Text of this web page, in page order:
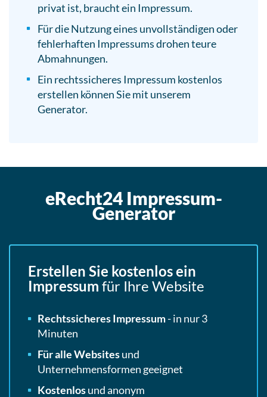
privat ist, braucht ein Impressum.
Für die Nutzung eines unvollständigen oder
fehlerhaften Impressums drohen teure
Abmahnungen.
Ein rechtssicheres Impressum kostenlos
erstellen können Sie mit unserem
Generator.
eRecht24 Impressum-
Generator
Erstellen Sie kostenlos ein
Impressum für Ihre Website
Rechtssicheres Impressum- in nur 3
Minuten
Für alle Websitesund
Unternehmensformen geeignet
Kostenlosund anonym